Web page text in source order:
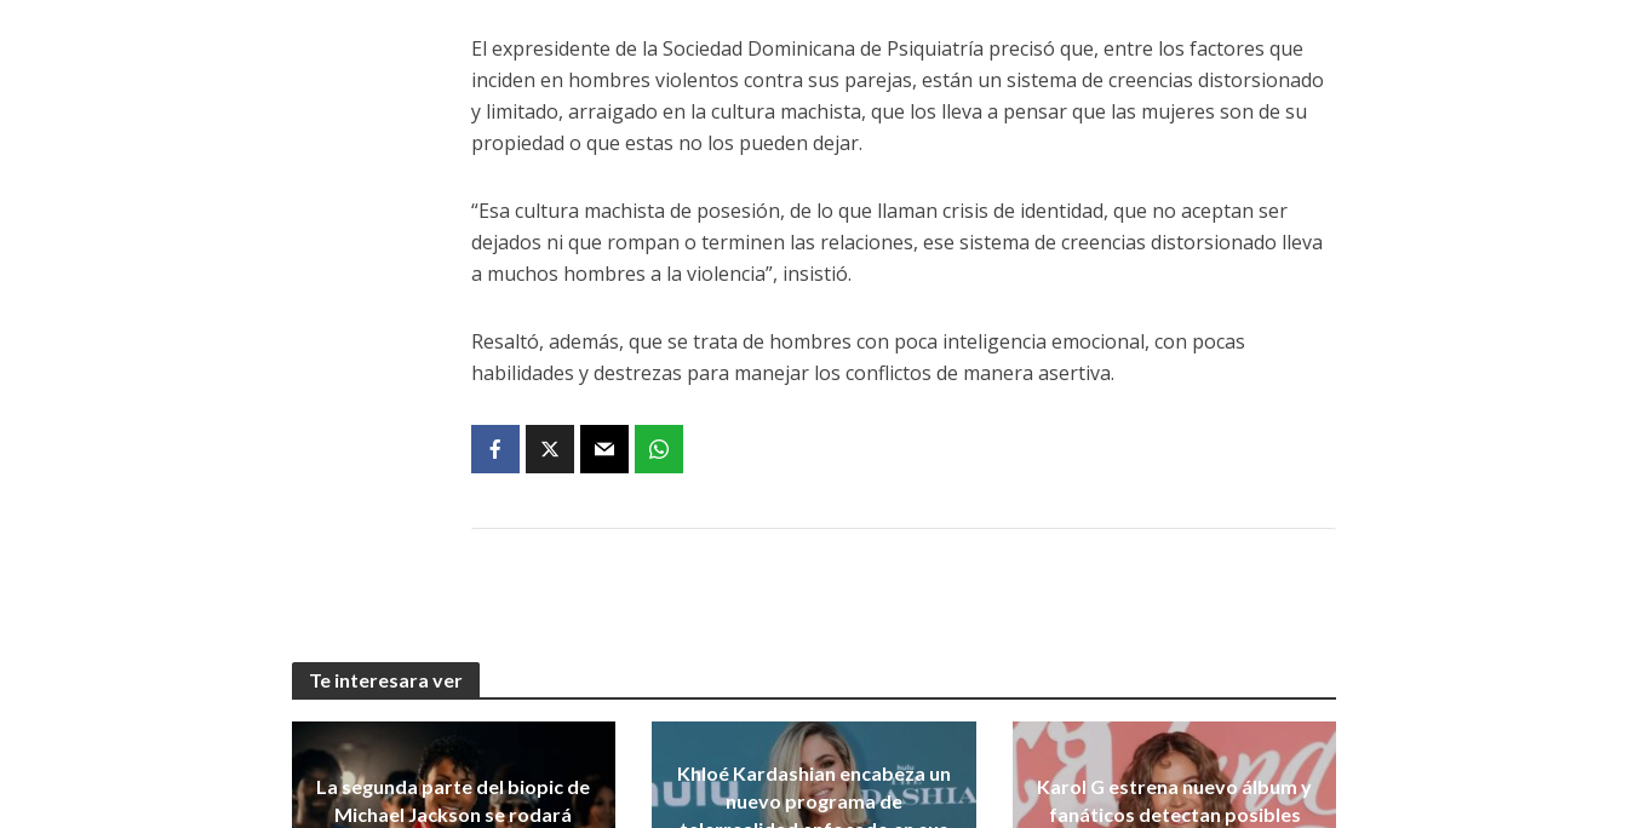
El expresidente de la Sociedad Dominicana de Psiquiatría precisó que, entre los factores que
inciden en hombres violentos contra sus parejas, están un sistema de creencias distorsionado
y limitado, arraigado en la cultura machista, que los lleva a pensar que las mujeres son de su
propiedad o que estas no los pueden dejar.
“Esa cultura machista de posesión, de lo que llaman crisis de identidad, que no aceptan ser
dejados ni que rompan o terminen las relaciones, ese sistema de creencias distorsionado lleva
a muchos hombres a la violencia”, insistió.
Resaltó, además, que se trata de hombres con poca inteligencia emocional, con pocas
habilidades y destrezas para manejar los conflictos de manera asertiva.
Te interesara ver
La segunda parte del biopic de
Michael Jackson se rodará
Khloé Kardashian encabeza un
nuevo programa de
Karol G estrena nuevo álbum y
fanáticos detectan posibles